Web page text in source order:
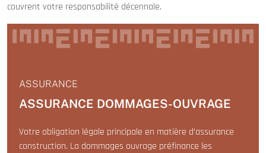
couvrent votre responsabilité décennale.
ASSURANCE
ASSURANCE DOMMAGES-OUVRAGE
Votre obligation légale principale en matière d’assurance
construction. La dommages ouvrage préfinance les